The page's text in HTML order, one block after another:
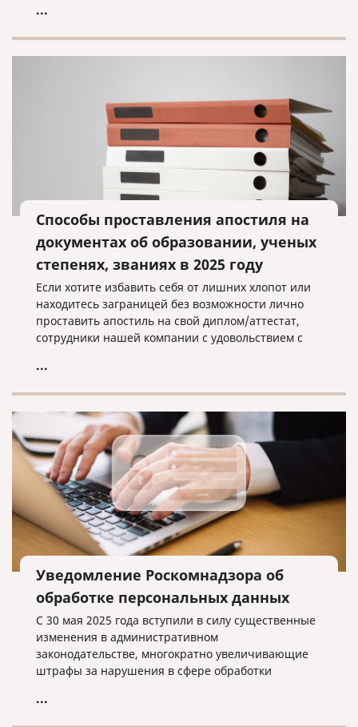
контору и оформляет документ с нужными нам
...
Способы проставления апостиля на
документах об образовании, ученых
степенях, званиях в 2025 году
Если хотите избавить себя от лишних хлопот или
находитесь заграницей без возможности лично
проставить апостиль на свой диплом/аттестат,
сотрудники нашей компании с удовольствием с
...
Уведомление Роскомнадзора об
обработке персональных данных
С 30 мая 2025 года вступили в силу существенные
изменения в административном
законодательстве, многократно увеличивающие
штрафы за нарушения в сфере обработки
...